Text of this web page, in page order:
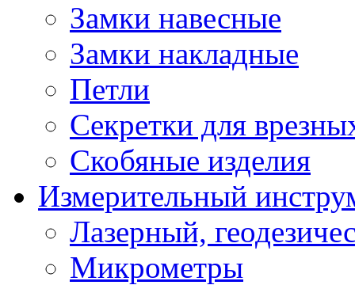
Замки навесные
Замки накладные
Петли
Секретки для
Скобяные изделия
Измерительный
Лазерный,
Микрометры